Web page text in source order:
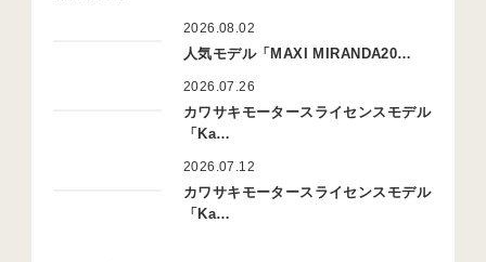
2026.08.02
人気モデル「MAXI MIRANDA20…
2026.07.26
カワサキモータースライセンスモデル
「Ka…
2026.07.12
カワサキモータースライセンスモデル
「Ka…